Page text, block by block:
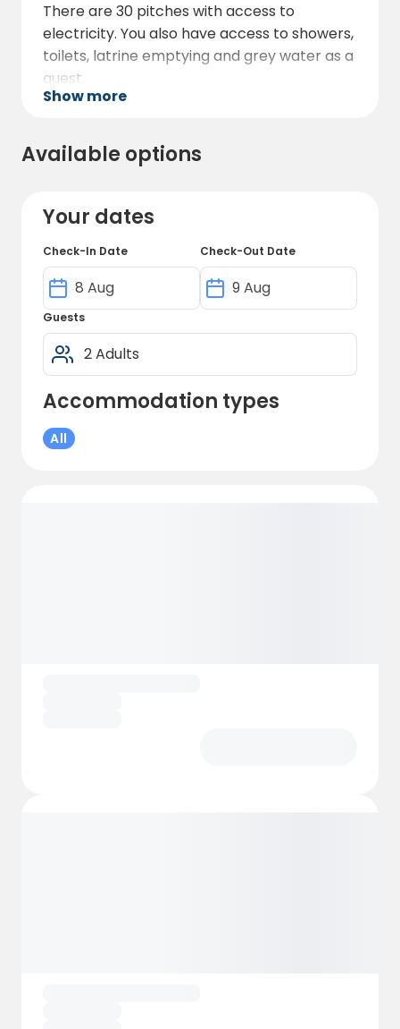
There are 30 pitches with access to
electricity. You also have access to showers,
toilets, latrine emptying and grey water as a
guest.
Show more
Available options
Your dates
Check-In Date Check-Out Date
Guests
Accommodation types
All